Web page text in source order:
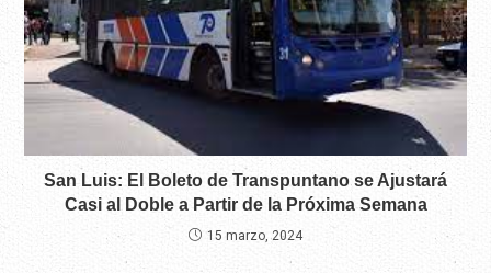
San Luis: El Boleto de Transpuntano se Ajustará
Casi al Doble a Partir de la Próxima Semana
15 marzo, 2024